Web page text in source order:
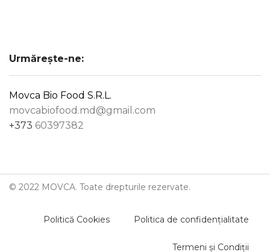
Urmărește-ne:
Movca Bio Food S.R.L.
movcabiofood.md@gmail.com
+373 60397382
© 2022 MOVCA. Toate drepturile rezervate.
Politică Cookies Politica de confidențialitate
Termeni și Condiții